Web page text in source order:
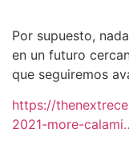
tomar
Antes de que la
por el mundo, las